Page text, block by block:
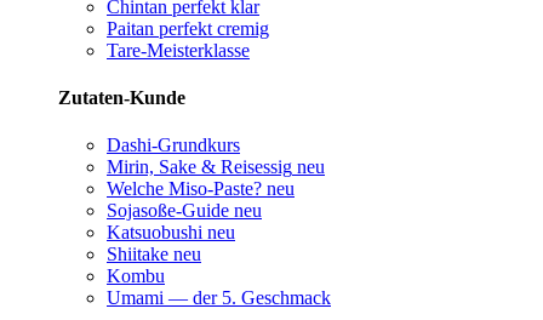
Chintan perfekt klar
Paitan perfekt cremig
Tare-Meisterklasse
Zutaten-Kunde
Dashi-Grundkurs
Mirin, Sake & Reisessig neu
Welche Miso-Paste? neu
Sojasoße-Guide neu
Katsuobushi neu
Shiitake neu
Kombu
Umami — der 5. Geschmack